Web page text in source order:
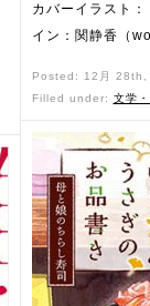
カバーイラスト
イン：関静香（
Posted: 12月
Filled under: 文学